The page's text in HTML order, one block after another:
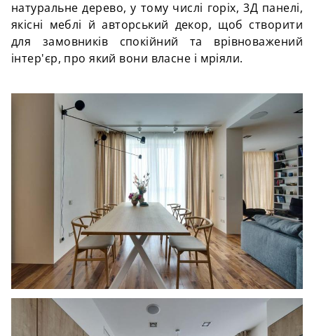
натуральне дерево, у тому числі горіх, 3Д панелі,
якісні меблі й авторський декор, щоб створити
для замовників спокійний та врівноважений
інтер'єр, про який вони власне і мріяли.